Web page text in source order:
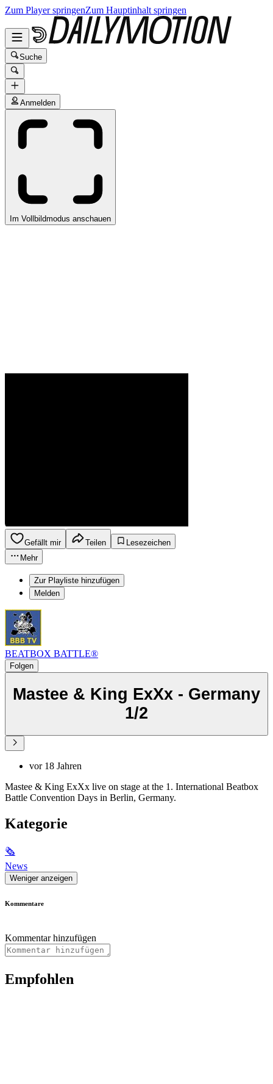
Zum Player springenZum Hauptinhalt springen
Suche
Anmelden
Im Vollbildmodus anschauen
Gefällt mir Teilen
Lesezeichen
Mehr
Zur Playliste hinzufügen
Melden
BEATBOX BATTLE®
Folgen
Mastee & King ExXx - Germany
1/2
vor 18 Jahren
Mastee & King ExXx live on stage at the 1. International Beatbox
Battle Convention Days in Berlin, Germany.
Kategorie
🗞
News
Weniger anzeigen
Kommentare
Kommentar hinzufügen
Empfohlen